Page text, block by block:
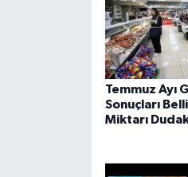
Temmuz Ayı
Sonuçları
Miktarı